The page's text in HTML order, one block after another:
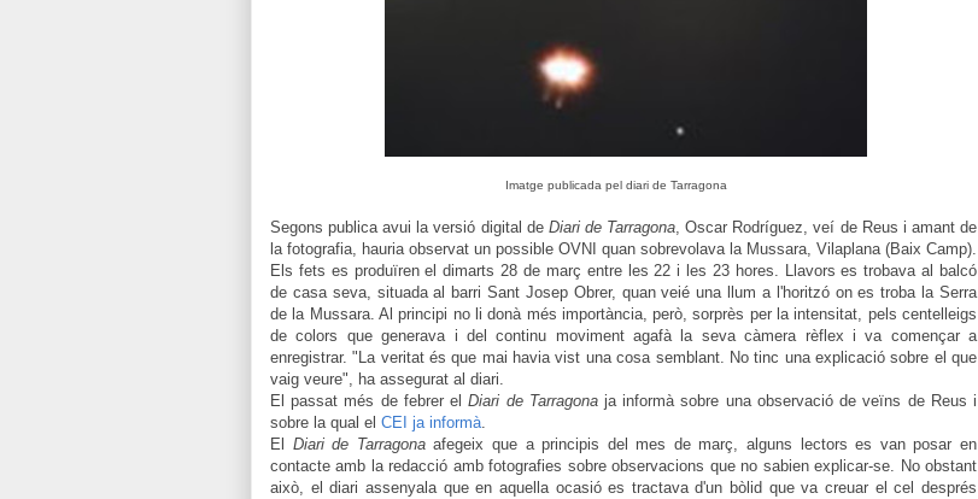
Imatge publicada pel diari de Tarragona
Segons publica avui la versió digital de Diari de Tarragona, Oscar Rodríguez, veí de Reus i amant de
la fotografia, hauria observat un possible OVNI quan sobrevolava la Mussara, Vilaplana (Baix Camp).
Els fets es produïren el dimarts 28 de març entre les 22 i les 23 hores. Llavors es trobava al balcó
de casa seva, situada al barri Sant Josep Obrer, quan veié una llum a l'horitzó on es troba la Serra
de la Mussara. Al principi no li donà més importància, però, sorprès per la intensitat, pels centelleigs
de colors que generava i del continu moviment agafà la seva càmera rèflex i va començar a
enregistrar. "La veritat és que mai havia vist una cosa semblant. No tinc una explicació sobre el que
vaig veure", ha assegurat al diari.
El passat més de febrer elDiari de Tarragonaja informà sobre una observació de veïns de Reus i
sobre la qual el CEI ja informà.
El Diari de Tarragonaafegeix que aprincipis del mes de març, alguns lectors es van posar en
contacte amb la redacció amb fotografies sobre observacions que no sabien explicar-se. No obstant
això, el diari assenyala que en aquella ocasió es tractava d'un bòlid que va creuar el cel després